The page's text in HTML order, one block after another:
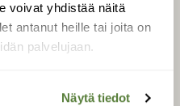
voivat yhdistää näitä
antanut heille tai joita on
palvelujaan.
Näytä tiedot
SUOMEN LUONNON­
SUOJELU­LIITTO
Suomen Luonto -lehden
luonnonsuojelu­liitto.